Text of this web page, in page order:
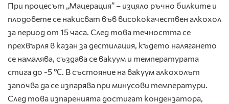
При процесът „Мацерация” – изцяло ръчно билките и
плодовете се накисват във висококачествен алкохол
за период от 15 часа. След това течността се
прехвърля в казан за дестилация, където налягането
се намалява, създава се вакуум и температурата
стига до -5 ℃. В състояние на вакуум алкохолът
започва да се изпарява при минусови температури.
След това изпаренията достигат кондензатора,